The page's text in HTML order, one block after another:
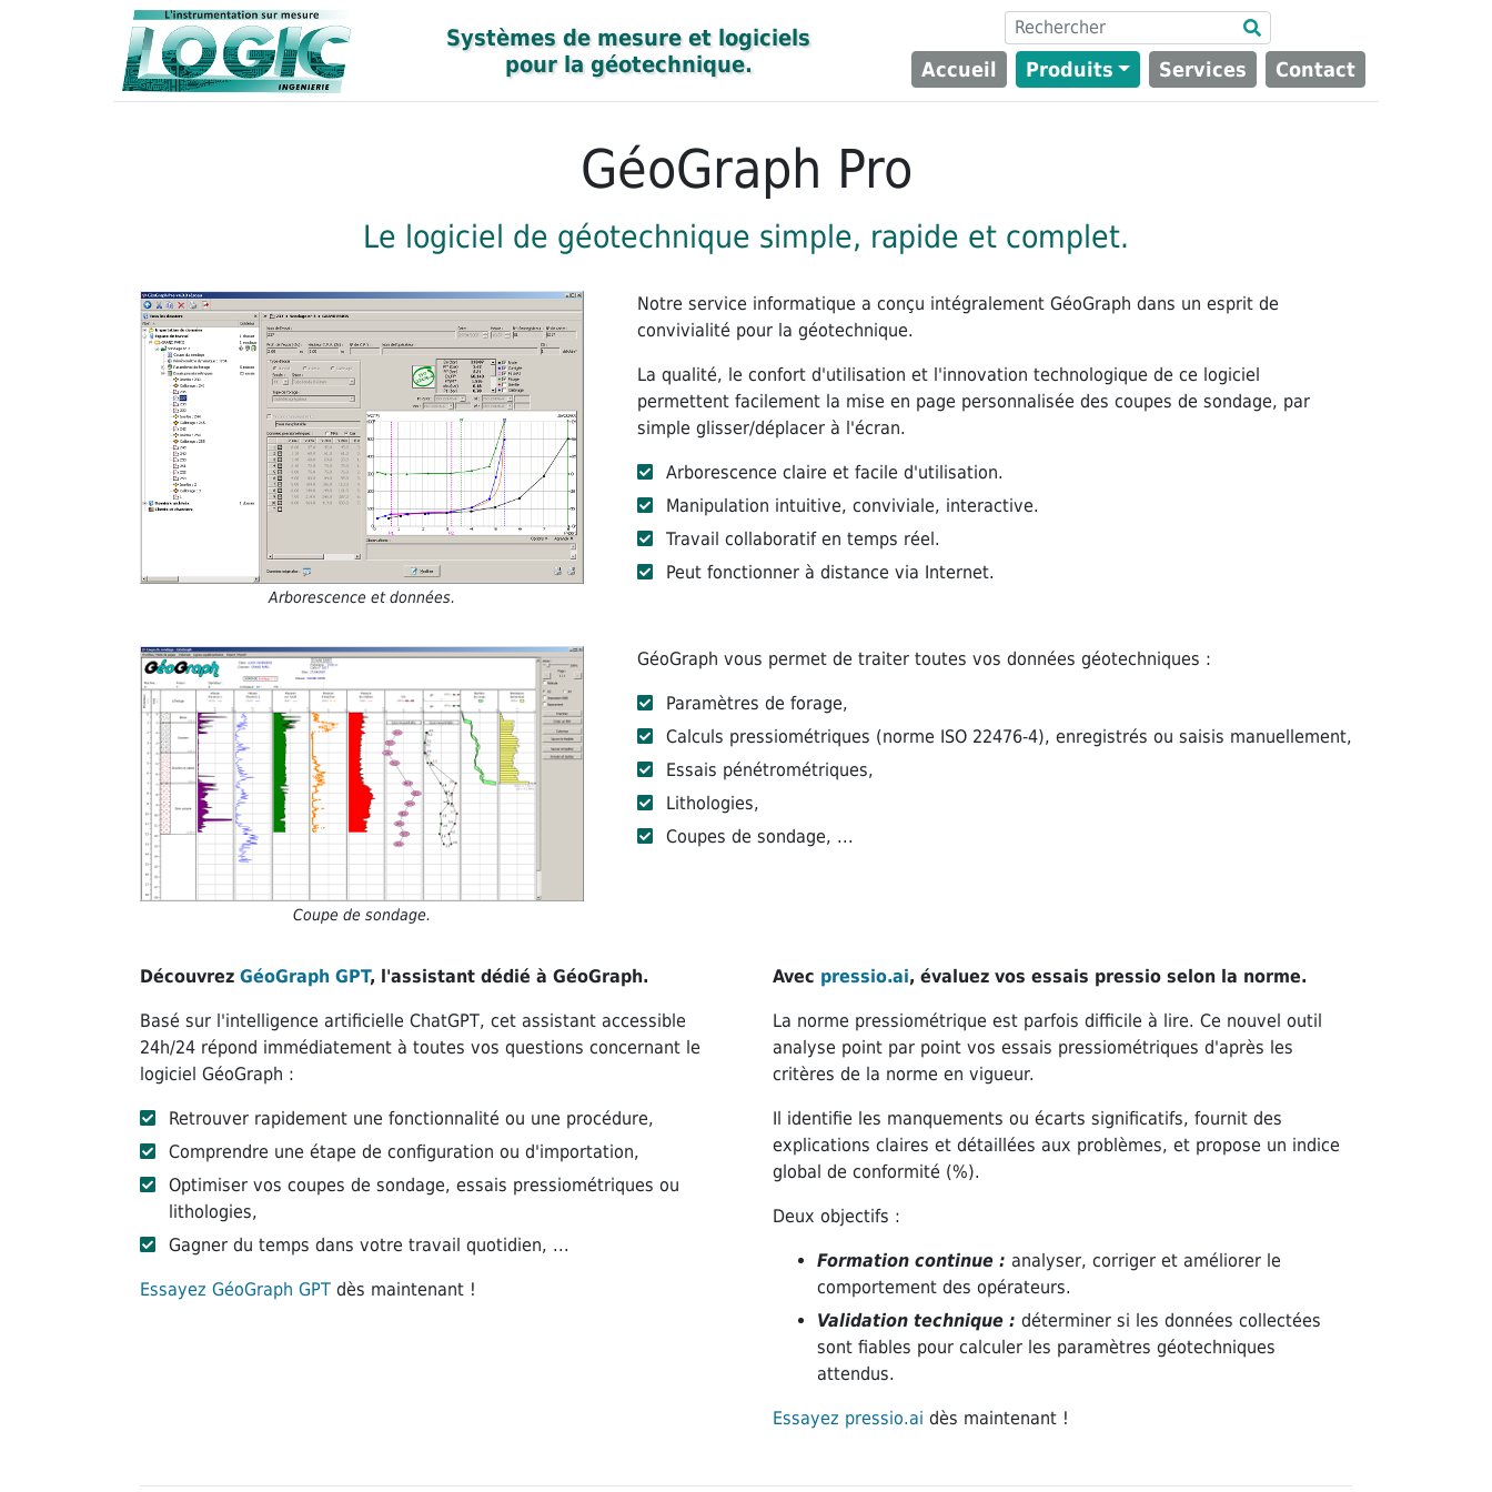
Systèmes de mesure et logiciels
pour la géotechnique.
Accueil Produits Services Contact
GéoGraph Pro
Le logiciel de géotechnique simple, rapide et complet.
Arborescence et données.
Notre service informatique a conçu intégralement GéoGraph dans un esprit de
convivialité pour la géotechnique.
La qualité, le confort d'utilisation et l'innovation technologique de ce logiciel
permettent facilement la mise en page personnalisée des coupes de sondage, par
simple glisser/déplacer à l'écran.
Arborescence claire et facile d'utilisation.
Manipulation intuitive, conviviale, interactive.
Travail collaboratif en temps réel.
Peut fonctionner à distance via Internet.
Coupe de sondage.
GéoGraph vous permet de traiter toutes vos données géotechniques :
Paramètres de forage,
Calculs pressiométriques (norme ISO 22476-4), enregistrés ou saisis manuellement,
Essais pénétrométriques,
Lithologies,
Coupes de sondage, ...
Découvrez GéoGraph GPT, l'assistant dédié à GéoGraph.
Basé sur l'intelligence artificielle ChatGPT, cet assistant accessible
24h/24 répond immédiatement à toutes vos questions concernant le
logiciel GéoGraph :
Retrouver rapidement une fonctionnalité ou une procédure,
Comprendre une étape de configuration ou d'importation,
Optimiser vos coupes de sondage, essais pressiométriques ou
lithologies,
Gagner du temps dans votre travail quotidien, ...
Essayez GéoGraph GPT dès maintenant !
Avec pressio.ai, évaluez vos essais pressio selon la norme.
La norme pressiométrique est parfois difficile à lire. Ce nouvel outil
analyse point par point vos essais pressiométriques d'après les
critères de la norme en vigueur.
Il identifie les manquements ou écarts significatifs, fournit des
explications claires et détaillées aux problèmes, et propose un indice
global de conformité (%).
Deux objectifs :
Formation continue : analyser, corriger et améliorer le
comportement des opérateurs.
Validation technique : déterminer si les données collectées
sont fiables pour calculer les paramètres géotechniques
attendus.
Essayez pressio.ai dès maintenant !